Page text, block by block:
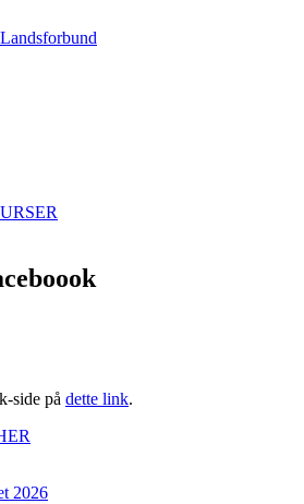
side på dette link.
2026